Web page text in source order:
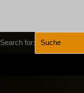
Search for: